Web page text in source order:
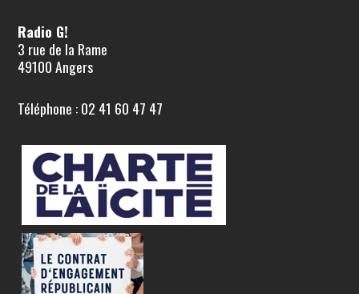
Radio G!
3 rue de la Rame
49100 Angers
Téléphone : 02 41 60 47 47